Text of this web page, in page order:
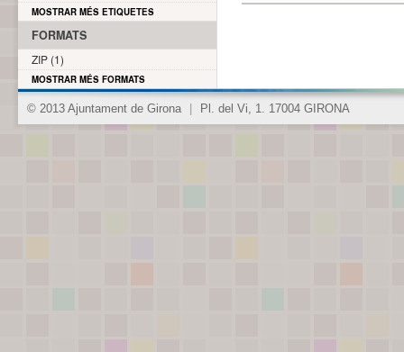
MOSTRAR MÉS ETIQUETES
FORMATS
ZIP (1)
MOSTRAR MÉS FORMATS
© 2013 Ajuntament de Girona Pl. del Vi, 1. 17004 GIRONA